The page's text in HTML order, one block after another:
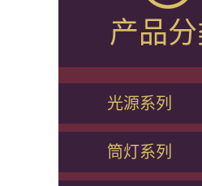
产品
光源系列
筒灯系列